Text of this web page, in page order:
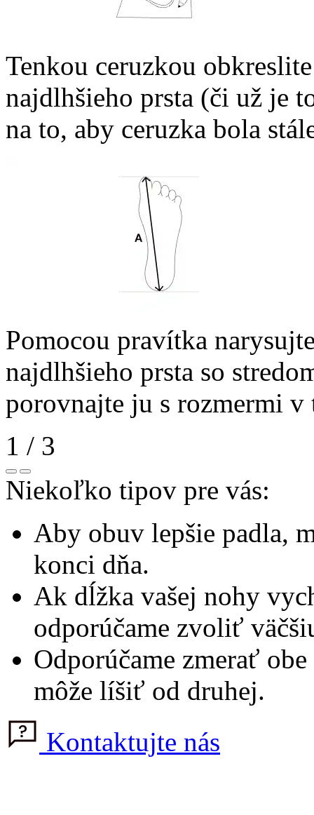
Tenkou ceruzkou
najdlhšieho prsta (či už je
na to, aby ceruzka bola
Pomocou pravítka
najdlhšieho prsta so
porovnajte ju s rozmermi
1 / 3
Niekoľko tipov pre vás:
Aby obuv lepšie padla,
konci dňa.
Ak dĺžka vašej nohy
odporúčame zvoliť
Odporúčame zmerať
môže líšiť od druhej.
Kontaktujte nás